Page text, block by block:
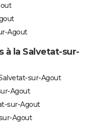
Agout
à la Salvetat-sur-
sur-Agout
Agout
sur-Agout
Agout